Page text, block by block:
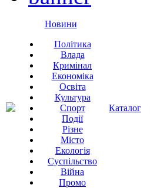
Новини
Політика
Влада
Кримінал
Економіка
Освіта
Культура
Спорт
Події
Різне
Місто
Екологія
Суспільство
Війна
Промо
Каталог